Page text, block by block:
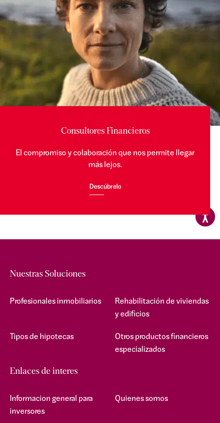
Consultores Financieros
El compromiso y colaboración que nos permite llegar
más lejos.
Descúbrelo
Nuestras Soluciones
Profesionales inmobiliarios
Rehabilitación de viviendas
y edificios
Tipos de hipotecas
Otros productos financieros
especializados
Enlaces de interes
Informacion general para
inversores
Quienes somos